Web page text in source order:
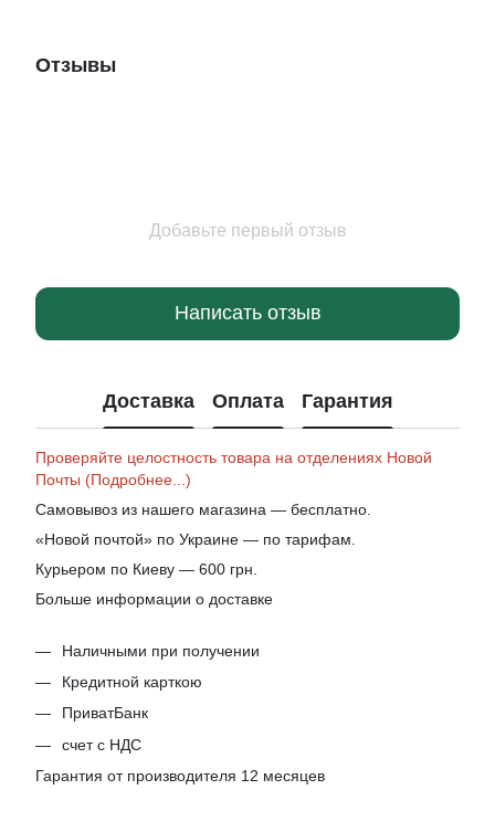
Отзывы
Добавьте первый отзыв
Написать отзыв
Доставка Оплата Гарантия
Проверяйте целостность товара на отделениях Новой
Почты (Подробнее...)
Самовывоз из нашего магазина — бесплатно.
«Новой почтой» по Украине — по тарифам.
Курьером по Киеву — 600 грн.
Больше информации о доставке
Наличными при получении
Кредитной карткою
ПриватБанк
счет с НДС
Гарантия от производителя 12 месяцев